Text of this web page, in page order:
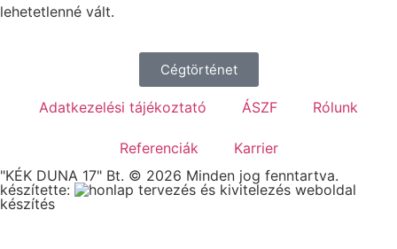
lehetetlenné vált.
Cégtörténet
Adatkezelési tájékoztató ÁSZF Rólunk
Referenciák
Karrier
"KÉK DUNA 17" Bt. © 2026 Minden jog fenntartva.
készítette:
weboldal
készítés